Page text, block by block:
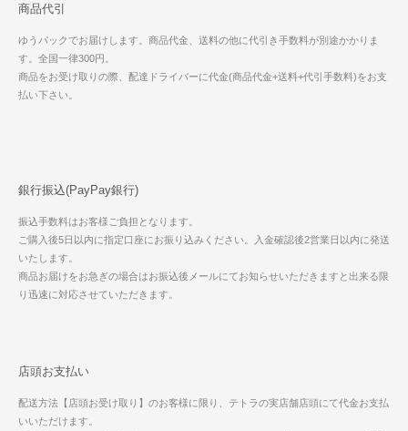
商品代引
ゆうパックでお届けします。商品代金、送料の他に代引き手数料が別途かかりま
す。全国一律300円。
商品をお受け取りの際、配達ドライバーに代金(商品代金+送料+代引手数料)をお支
払い下さい。
銀行振込(PayPay銀行)
振込手数料はお客様ご負担となります。
ご購入後5日以内に指定口座にお振り込みください。入金確認後2営業日以内に発送
いたします。
商品お届けをお急ぎの場合はお振込後メールにてお知らせいただきますと出来る限
り迅速に対応させていただきます。
店頭お支払い
配送方法【店頭お受け取り】のお客様に限り、テトラの実店舗店頭にて代金お支払
いいただけます。